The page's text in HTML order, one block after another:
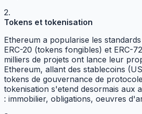
2.
Tokens et tokenisation
Ethereum a popularise les
ERC-20 (tokens fongibles) et ERC-
milliers de projets ont lance leur
Ethereum, allant des stablecoins
tokens de gouvernance de
tokenisation s'etend desormais aux
: immobilier, obligations, oeuvres